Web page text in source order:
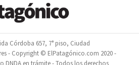
Córdoba 657, 7° piso, Ciudad
- Copyright © ElPatagónico.com 2020 -